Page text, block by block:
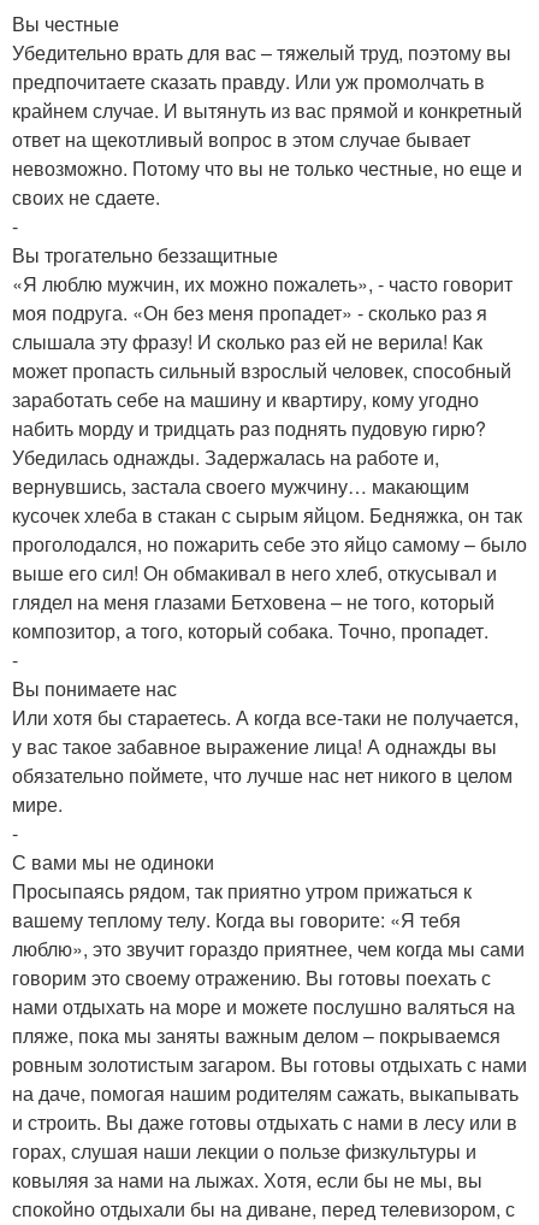
Вы честные
Убедительно врать для вас – тяжелый труд, поэтому вы
предпочитаете сказать правду. Или уж промолчать в
крайнем случае. И вытянуть из вас прямой и конкретный
ответ на щекотливый вопрос в этом случае бывает
невозможно. Потому что вы не только честные, но еще и
своих не сдаете.
-
Вы трогательно беззащитные
«Я люблю мужчин, их можно пожалеть», - часто говорит
моя подруга. «Он без меня пропадет» - сколько раз я
слышала эту фразу! И сколько раз ей не верила! Как
может пропасть сильный взрослый человек, способный
заработать себе на машину и квартиру, кому угодно
набить морду и тридцать раз поднять пудовую гирю?
Убедилась однажды. Задержалась на работе и,
вернувшись, застала своего мужчину… макающим
кусочек хлеба в стакан с сырым яйцом. Бедняжка, он так
проголодался, но пожарить себе это яйцо самому – было
выше его сил! Он обмакивал в него хлеб, откусывал и
глядел на меня глазами Бетховена – не того, который
композитор, а того, который собака. Точно, пропадет.
-
Вы понимаете нас
Или хотя бы стараетесь. А когда все-таки не получается,
у вас такое забавное выражение лица! А однажды вы
обязательно поймете, что лучше нас нет никого в целом
мире.
-
С вами мы не одиноки
Просыпаясь рядом, так приятно утром прижаться к
вашему теплому телу. Когда вы говорите: «Я тебя
люблю», это звучит гораздо приятнее, чем когда мы сами
говорим это своему отражению. Вы готовы поехать с
нами отдыхать на море и можете послушно валяться на
пляже, пока мы заняты важным делом – покрываемся
ровным золотистым загаром. Вы готовы отдыхать с нами
на даче, помогая нашим родителям сажать, выкапывать
и строить. Вы даже готовы отдыхать с нами в лесу или в
горах, слушая наши лекции о пользе физкультуры и
ковыляя за нами на лыжах. Хотя, если бы не мы, вы
спокойно отдыхали бы на диване, перед телевизором, с